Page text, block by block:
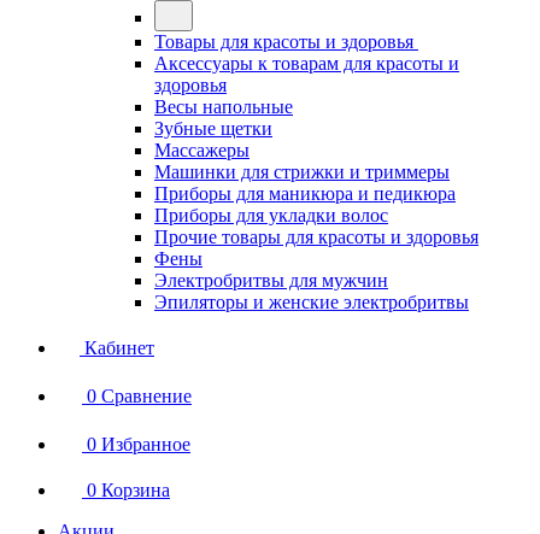
Товары для красоты и здоровья
Аксессуары к товарам для красоты и
здоровья
Весы напольные
Зубные щетки
Массажеры
Машинки для стрижки и триммеры
Приборы для маникюра и педикюра
Приборы для укладки волос
Прочие товары для красоты и здоровья
Фены
Электробритвы для мужчин
Эпиляторы и женские электробритвы
Кабинет
0 Сравнение
0 Избранное
0 Корзина